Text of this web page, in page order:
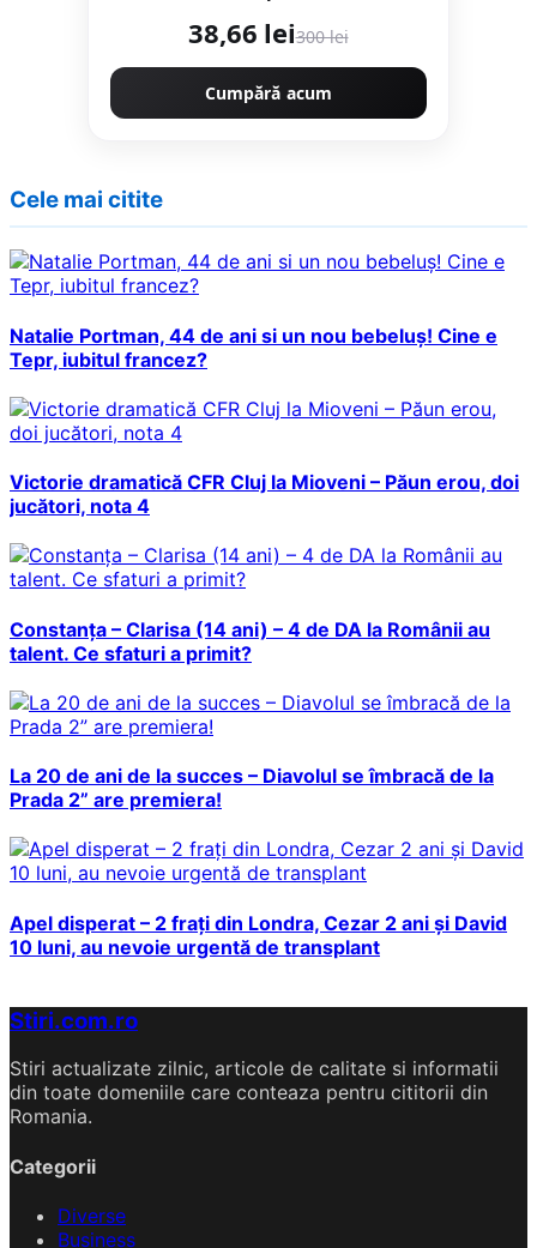
38,66 lei300 lei
Cumpără acum
Cele mai citite
Natalie Portman, 44 de ani si un nou bebeluș! Cine e
Tepr, iubitul francez?
Victorie dramatică CFR Cluj la Mioveni – Păun erou, doi
jucători, nota 4
Constanța – Clarisa (14 ani) – 4 de DA la Românii au
talent. Ce sfaturi a primit?
La 20 de ani de la succes – Diavolul se îmbracă de la
Prada 2” are premiera!
Apel disperat – 2 frați din Londra, Cezar 2 ani și David
10 luni, au nevoie urgentă de transplant
Stiri.com.ro
Stiri actualizate zilnic, articole de calitate si informatii
din toate domeniile care conteaza pentru cititorii din
Romania.
Categorii
Diverse
Business